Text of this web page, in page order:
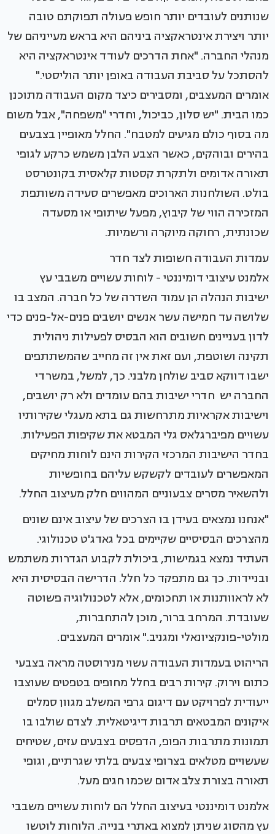
שנותנים לעובדים יותר חופש פעולה תפוקתם טובה
יותר ויצירת אינטראקציה ביניהם היא בראש מעייניהם של
מנהלי החברה. "אחת הדרכים לעודד אינטראקציה היא
להסתכל על סביבת העבודה באופן יותר הוליסטי."
אומרים המעצבים, ומסבירים כיצד מקום העבודה מתוכנן
כמו הבית. "יש סלון, כביכול, וחדרי "משפחה", אבל משום
מה בסוף כולם מגיעים למטבח". החלל מאופיין בצבעים
בהירים ובוהקים, כאשר הצבע הלבן משמש כרקע לגופי
תאורה אדומים ולתקרת קסטות קלאסית בקונטרסט
בולט. השולחנות הארוכים מאפשרים סעידה משותפת
המזכירה הווי של קיבוץ, מפעל שיתופי או מסעדה
שכונתית, רחוקה מיוקרה ורשמיות.
עמדות העבודה חשופות לצד חדר
אלמנט עיצובי דומיננטי - לוחות עשויים משבבי עץ
ישיבות הנהלה הן עמוד השדרה של כל חברה. המצב בו
שלושה עד חמישה עשר אנשים יושבים פנים-אל-פנים כדי
לדון בעניינים חשובים הוא הבסיס לפעילות ניהולית
תקינה ושוטפת, ועם זאת אין זה מחייב שהמשתתפים
ישבו דווקא סביב שולחן מלבני. כך, למשל, במשרדי
החברה יש חדרי ישיבות בהם עומדים ולא רק יושבים,
וישיבות אקראיות מתרחשות גם בתא מעגלי שקירותיו
עשויים מפיברגלאס גלי המבטא את שקיפות הפעילות.
בחדר הישיבות המרכזי הקירות הינם לוחות מחיקים
המאפשרים לעובדים לקשקש עליהם בחופשיות
ולהשאיר מסרים צבעוניים המהווים חלק מעיצוב החלל.
"אנחנו נמצאים בעידן בו הצרכים של עיצוב אינם שונים
מהצרכים הבסיסיים שקיימים בכל גאדג'ט טכנולוגי.
העתיד נמצא בגמישות, ביכולת לקבוע הגדרות משתמש
ובניידות. כך גם מתפקד כל חלל. הדרישה הבסיסית היא
לא לראוותנות או תחכומים, אלא לטכנולוגיה פשוטה
שעובדת. המרחב ברור, מוכן להתחברות,
מולטי-פונקציונאלי ומגניב." אומרים המעצבים.
הריהוט בעמדות העבודה עשוי מנירוסטה מראה בצבעי
כתום וירוק. קירות רבים בחלל מחופים בטפטים שעוצבו
ייעודית לפרויקט עם דיגום גרפי המשלב מגוון סמלים
איקונים המבטאים תרבות דיגיטאלית. לצדם שולבו בו
תמונות מתרבות הפופ, הדפסים בצבעים עזים, שטיחים
שעשויים מטלאים בצרופי צבעים בלתי שגרתיים, וגופי
תאורה בצורת צלב אדום שכמו חגים מעל.
אלמנט דומיננטי בעיצוב החלל הם לוחות עשויים משבבי
עץ מהסוג שניתן למצוא באתרי בנייה. הלוחות לוטשו